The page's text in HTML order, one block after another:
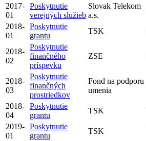
2017-
01
Poskytnutie
verejných služieb
Slovak Telekom
a.s.
2018-
01
Poskytnutie
grantu
TSK
2018-
02
Poskytnutie
finančného
príspevku
ZSE
2018-
03
Poskytnutie
finančných
prostriedkov
Fond na podporu
umenia
2018-
04
Poskytnutie
grantu
TSK
2019-
01
Poskytnutie
grantu
TSK